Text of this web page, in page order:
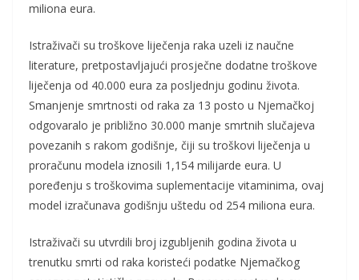
miliona eura.
Istraživači su troškove liječenja raka uzeli iz naučne
literature, pretpostavljajući prosječne dodatne troškove
liječenja od 40.000 eura za posljednju godinu života.
Smanjenje smrtnosti od raka za 13 posto u Njemačkoj
odgovaralo je približno 30.000 manje smrtnih slučajeva
povezanih s rakom godišnje, čiji su troškovi liječenja u
proračunu modela iznosili 1,154 milijarde eura. U
poređenju s troškovima suplementacije vitaminima, ovaj
model izračunava godišnju uštedu od 254 miliona eura.
Istraživači su utvrdili broj izgubljenih godina života u
trenutku smrti od raka koristeći podatke Njemačkog